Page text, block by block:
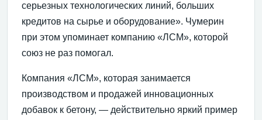
серьезных технологических линий, больших
кредитов на сырье и оборудование». Чумерин
при этом упоминает компанию «ЛСМ», которой
союз не раз помогал.
Компания «ЛСМ», которая занимается
производством и продажей инновационных
добавок к бетону, — действительно яркий пример